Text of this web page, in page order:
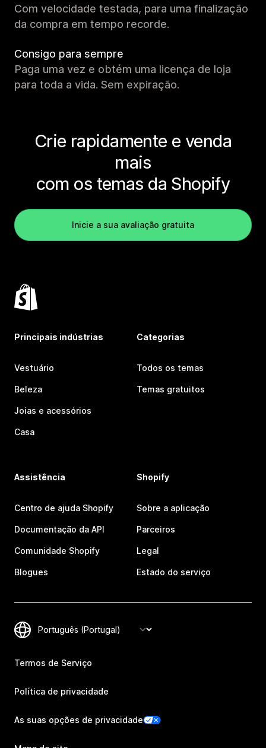
Com velocidade testada, para uma finalização
da compra em tempo recorde.
Consigo para sempre
Paga uma vez e obtém uma licença de loja
para toda a vida. Sem expiração.
Crie rapidamente e venda
mais
com os temas da Shopify
Inicie a sua avaliação gratuita
Principais indústrias
Vestuário
Beleza
Joias e acessórios
Casa
Categorias
Todos os temas
Temas gratuitos
Assistência
Centro de ajuda Shopify
Documentação da API
Comunidade Shopify
Blogues
Shopify
Sobre a aplicação
Parceiros
Legal
Estado do serviço
Termos de Serviço
Política de privacidade
As suas opções de privacidade